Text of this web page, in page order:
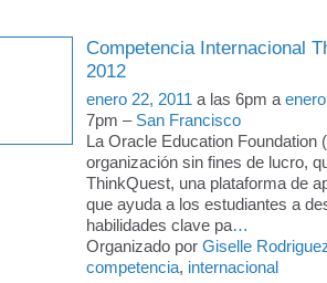
Competencia Internacional
2012
enero 22, 2011 a las 6pm a
7pm – San Francisco
La Oracle Education Foundation
organización sin fines de lucro,
ThinkQuest, una plataforma de
que ayuda a los estudiantes a
habilidades clave pa…
Organizado por Giselle
competencia, internacional